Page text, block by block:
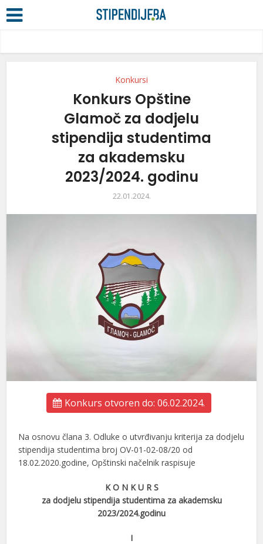
Konkursi
Konkurs Opštine
Glamoč za dodjelu
stipendija studentima
za akademsku
2023/2024. godinu
22.01.2024.
Konkurs otvoren do: 06.02.2024.
Na osnovu člana 3. Odluke o utvrđivanju kriterija za dodjelu
stipendija studentima broj OV-01-02-08/20 od
18.02.2020.godine, Opštinski načelnik raspisuje
K O N K U R S
za dodjelu stipendija studentima za akademsku
2023/2024.godinu
I